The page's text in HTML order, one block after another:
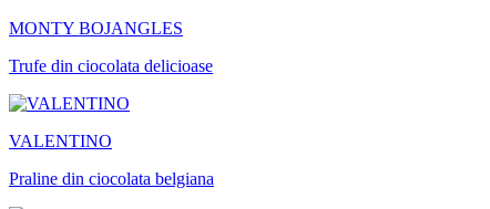
MONTY BOJANGLES
Trufe din ciocolata delicioase
VALENTINO
Praline din ciocolata belgiana